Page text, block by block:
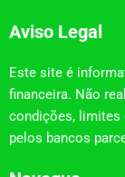
Aviso Legal
Este site é
financeira. Não
condições, limites
pelos bancos